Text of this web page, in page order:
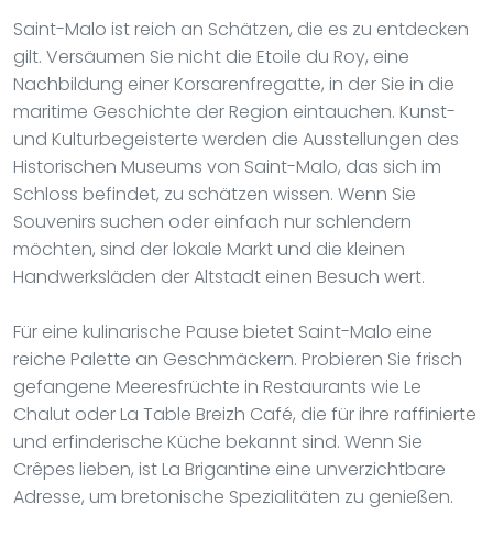
Saint-Malo ist reich an Schätzen, die es zu entdecken
gilt. Versäumen Sie nicht die Etoile du Roy, eine
Nachbildung einer Korsarenfregatte, in der Sie in die
maritime Geschichte der Region eintauchen. Kunst-
und Kulturbegeisterte werden die Ausstellungen des
Historischen Museums von Saint-Malo, das sich im
Schloss befindet, zu schätzen wissen. Wenn Sie
Souvenirs suchen oder einfach nur schlendern
möchten, sind der lokale Markt und die kleinen
Handwerksläden der Altstadt einen Besuch wert.
Für eine kulinarische Pause bietet Saint-Malo eine
reiche Palette an Geschmäckern. Probieren Sie frisch
gefangene Meeresfrüchte in Restaurants wie Le
Chalut oder La Table Breizh Café, die für ihre raffinierte
und erfinderische Küche bekannt sind. Wenn Sie
Crêpes lieben, ist La Brigantine eine unverzichtbare
Adresse, um bretonische Spezialitäten zu genießen.